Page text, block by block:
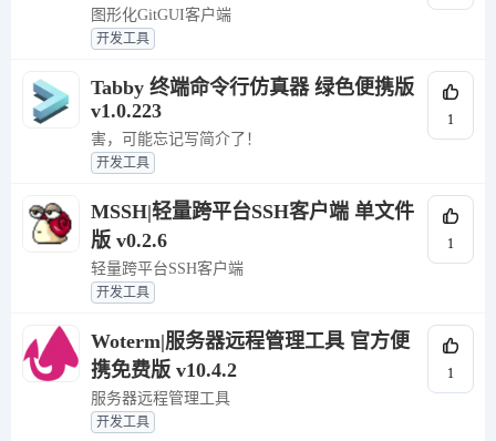
图形化GitGUI客户端
开发工具
Tabby 终端命令行仿真器 绿色便携版
v1.0.223
害，可能忘记写简介了！
开发工具
1
MSSH|轻量跨平台SSH客户端 单文件
版 v0.2.6
轻量跨平台SSH客户端
开发工具
1
Woterm|服务器远程管理工具 官方便
携免费版 v10.4.2
服务器远程管理工具
开发工具
1